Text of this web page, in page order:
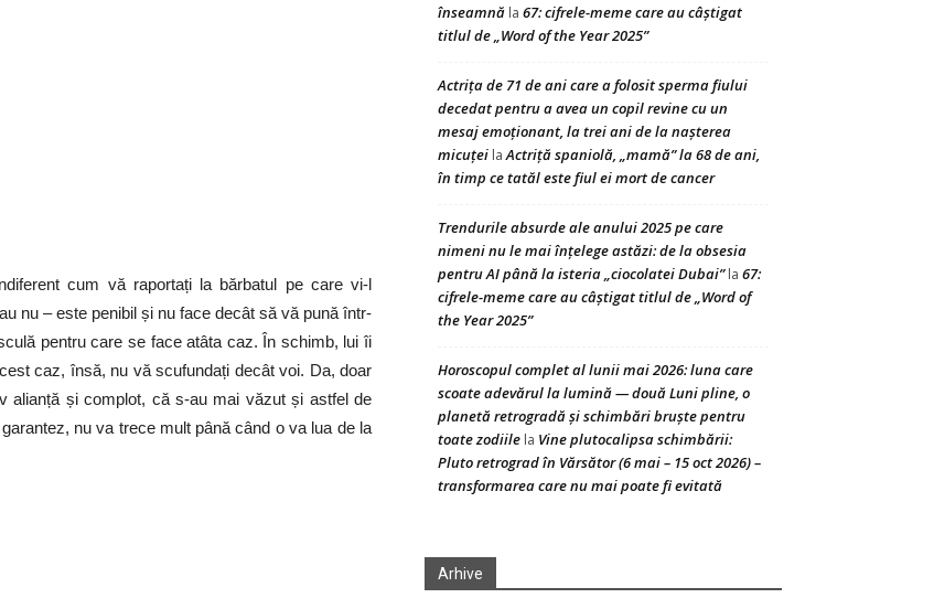
cum vă raportați la bărbatul pe care vi-l
nu – este penibil și nu face decât să vă pună într-
pentru care se face atâta caz. În schimb, lui îi
caz, însă, nu vă scufundați decât voi. Da, doar
alianță și complot, că s-au mai văzut și astfel de
nu va trece mult până când o va lua de la
înseamnă la 67: cifrele-meme care au câștigat
titlul de „Word of the Year 2025”
Actrița de 71 de ani care a folosit sperma fiului
decedat pentru a avea un copil revine cu un
mesaj emoționant, la trei ani de la nașterea
micuței laActriță spaniolă, „mamă” la 68 de ani,
în timp ce tatăl este fiul ei mort de cancer
Trendurile absurde ale anului 2025 pe care
nimeni nu le mai înțelege astăzi: de la obsesia
pentru AI până la isteria „ciocolatei Dubai”la 67:
cifrele-meme care au câștigat titlul de „Word of
the Year 2025”
Horoscopul complet al lunii mai 2026: luna care
scoate adevărul la lumină — două Luni pline, o
planetă retrogradă și schimbări bruște pentru
toate zodiile la Vine plutocalipsa schimbării:
Pluto retrograd în Vărsător (6 mai – 15 oct 2026) –
transformarea care nu mai poate fi evitată
Arhive